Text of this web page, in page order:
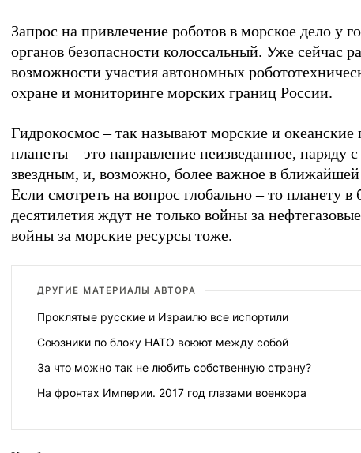
Запрос на привлечение роботов в морское дело у
органов безопасности колоссальный. Уже сейчас
возможности участия автономных
охране и мониторинге морских границ России.
Гидрокосмос – так называют морские и
планеты – это направление неизведанное, наряду
звездным, и, возможно, более важное в ближайшей
Если смотреть на вопрос глобально – то планету
десятилетия ждут не только войны за
войны за морские ресурсы тоже.
ДРУГИЕ МАТЕРИАЛЫ АВТОРА
Проклятые русские и Израилю все испортили
Союзники по блоку НАТО воюют между собой
За что можно так не любить собственную страну?
На фронтах Империи. 2017 год глазами военкора